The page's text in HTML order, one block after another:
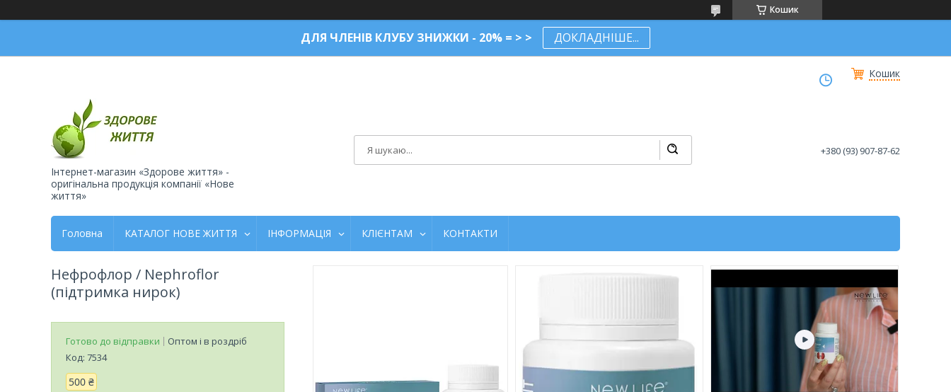
Кошик
ДЛЯ ЧЛЕНІВ КЛУБУ ЗНИЖКИ - 20% = > > ДОКЛАДНІШЕ...
Кошик
Інтернет-магазин «Здорове життя» -
оригінальна продукція компанії «Нове
життя»
+380 (93) 907-87-62
Головна КАТАЛОГ НОВЕ ЖИТТЯ ІНФОРМАЦІЯ КЛІЄНТАМ КОНТАКТИ
Нефрофлор / Nephroflor
(підтримка нирок)
Готово до відправки
Оптом і в роздріб
Код: 7534
500 ₴